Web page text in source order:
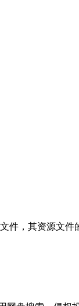
件，其资源文件